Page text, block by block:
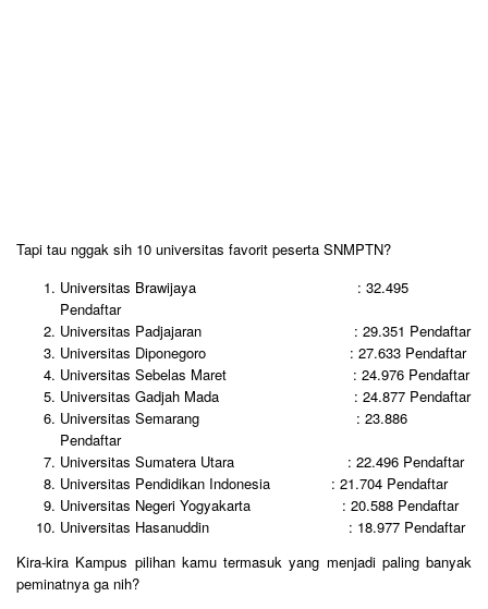
Tapi tau nggak sih 10 universitas favorit peserta SNMPTN?
Universitas Brawijaya : 32.495
Pendaftar
Universitas Padjajaran : 29.351 Pendaftar
Universitas Diponegoro : 27.633 Pendaftar
Universitas Sebelas Maret : 24.976 Pendaftar
Universitas Gadjah Mada : 24.877 Pendaftar
Universitas Semarang : 23.886
Pendaftar
Universitas Sumatera Utara : 22.496 Pendaftar
Universitas Pendidikan Indonesia : 21.704 Pendaftar
Universitas Negeri Yogyakarta : 20.588 Pendaftar
Universitas Hasanuddin : 18.977 Pendaftar
Kira-kira Kampus pilihan kamu termasuk yang menjadi paling banyak
peminatnya ga nih?